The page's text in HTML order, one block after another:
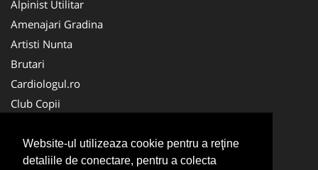
Website-ul utilizeaza cookie pentru a reţine
detaliile de conectare, pentru a colecta
Alpinist Utilitar
Amenajari Gradina
Artisti Nunta
Brutari
Cardiologul.ro
Club Copii
Ambalaje Romania
Cabinet-Individual.ro